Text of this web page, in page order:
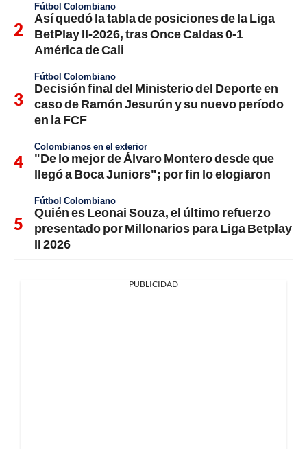
Fútbol Colombiano
Así quedó la tabla de posiciones de la Liga
BetPlay II-2026, tras Once Caldas 0-1
América de Cali
Fútbol Colombiano
Decisión final del Ministerio del Deporte en
caso de Ramón Jesurún y su nuevo período
en la FCF
Colombianos en el exterior
"De lo mejor de Álvaro Montero desde que
llegó a Boca Juniors"; por fin lo elogiaron
Fútbol Colombiano
Quién es Leonai Souza, el último refuerzo
presentado por Millonarios para Liga Betplay
II 2026
PUBLICIDAD